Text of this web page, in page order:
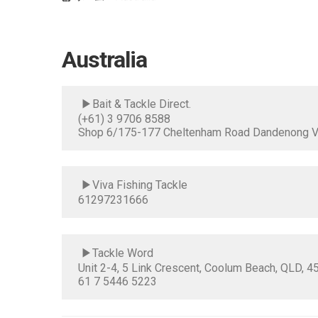
Australia
▶Bait & Tackle Direct.
(+61) 3 9706 8588
Shop 6/175-177 Cheltenham Road Dandenong
▶Viva Fishing Tackle
61297231666
▶Tackle Word
Unit 2-4, 5 Link Crescent, Coolum Beach, QLD,
61 7 5446 5223